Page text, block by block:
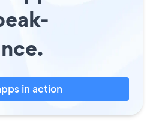
in action